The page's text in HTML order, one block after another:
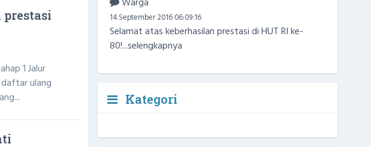
1 Jalur
daftar ulang
14 September 2016 06:09:16
Selamat atas keberhasilan prestasi di HUT RI ke-
80!...selengkapnya
Kategori